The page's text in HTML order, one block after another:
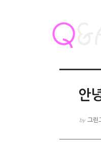
안
by 그린